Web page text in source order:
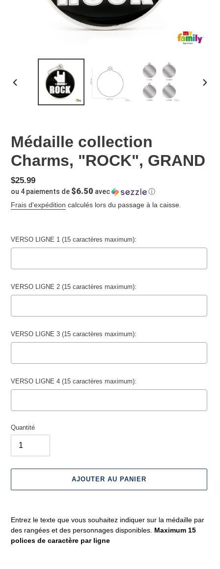
DIAPOSITIVE
PRÉCÉDENTE
Médaille collection
Charms, "ROCK", GRAND
Prix
normal
$25.99
ou 4 paiements de $6.50 avec
ⓘ
Frais d'expédition calculés lors du passage à la caisse.
VERSO LIGNE 1 (15 caractères maximum):
VERSO LIGNE 2 (15 caractères maximum):
VERSO LIGNE 3 (15 caractères maximum):
VERSO LIGNE 4 (15 caractères maximum):
Selection will add
Quantité
AJOUTER AU PANIER
votre
Entrez le texte que vous souhaitez indiquer sur la médaille par
des rangées et des personnages disponibles. Maximum 15
polices de caractère par ligne